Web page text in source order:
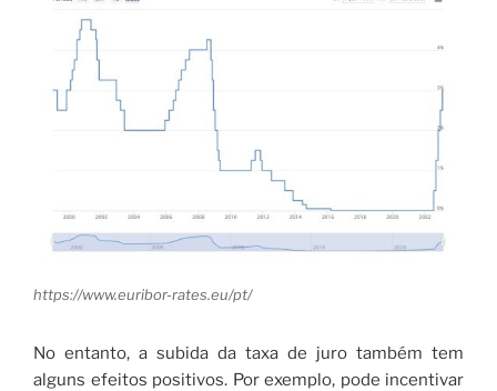
https://www.euribor-rates.eu/pt/
No entanto, a subida da taxa de juro também tem
alguns efeitos positivos. Por exemplo, pode incentivar